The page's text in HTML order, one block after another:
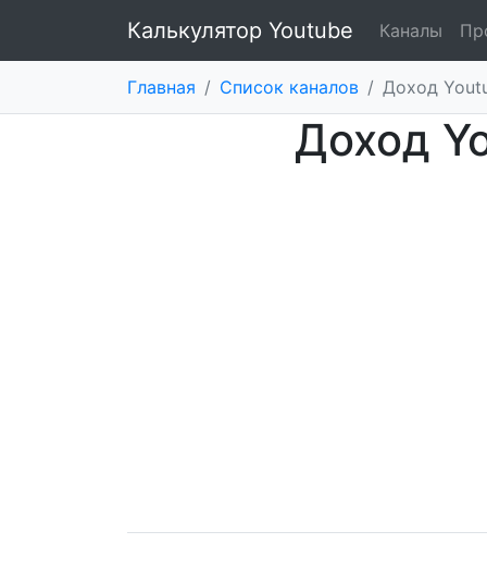
Калькулятор Youtube Каналы
Главная / Список каналов / Доход
Доход